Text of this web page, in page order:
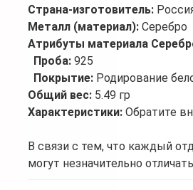
Страна-изготовитель:
Металл (материал): Серебро
Атрибуты материала
Проба: 925
Покрытие: Родирование
Общий вес: 5.49 гр
Характеристики: Обратите
В связи с тем, что каждый
могут незначительно